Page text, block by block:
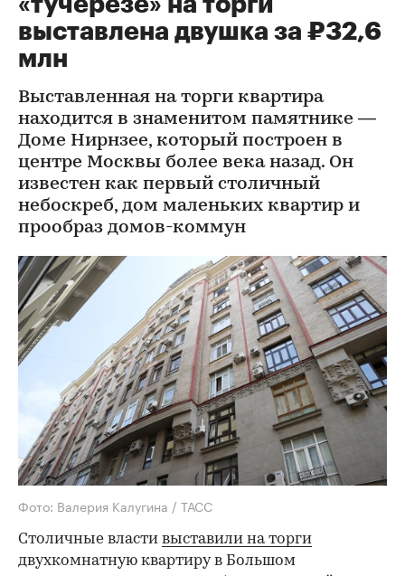
выставлена двушка за ₽32,6
млн
Выставленная на торги квартира
находится в знаменитом памятнике —
Доме Нирнзее, который построен в
центре Москвы более века назад. Он
известен как первый столичный
небоскреб, дом маленьких квартир и
прообраз домов-коммун
Фото: Валерия Калугина / ТАСС
Столичные власти выставили на торги
двухкомнатную квартиру в Большом